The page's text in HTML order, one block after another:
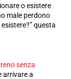
o esistere
male perdono
questa
senza
arrivare a